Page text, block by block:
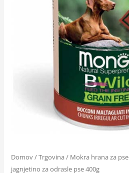
Domov/Trgovina / Mokra hrana za pse
jagnjetino za odrasle pse 400g